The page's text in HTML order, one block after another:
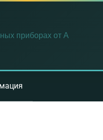
приборах от А